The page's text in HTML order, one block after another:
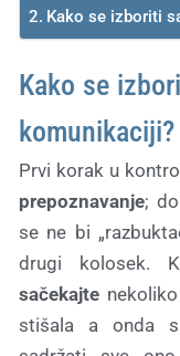
Kako se izboriti
Kako se
komunikaciji?
Prvi korak u
prepoznavanje;
se ne bi
drugi kolosek.
sačekajte
stišala a onda